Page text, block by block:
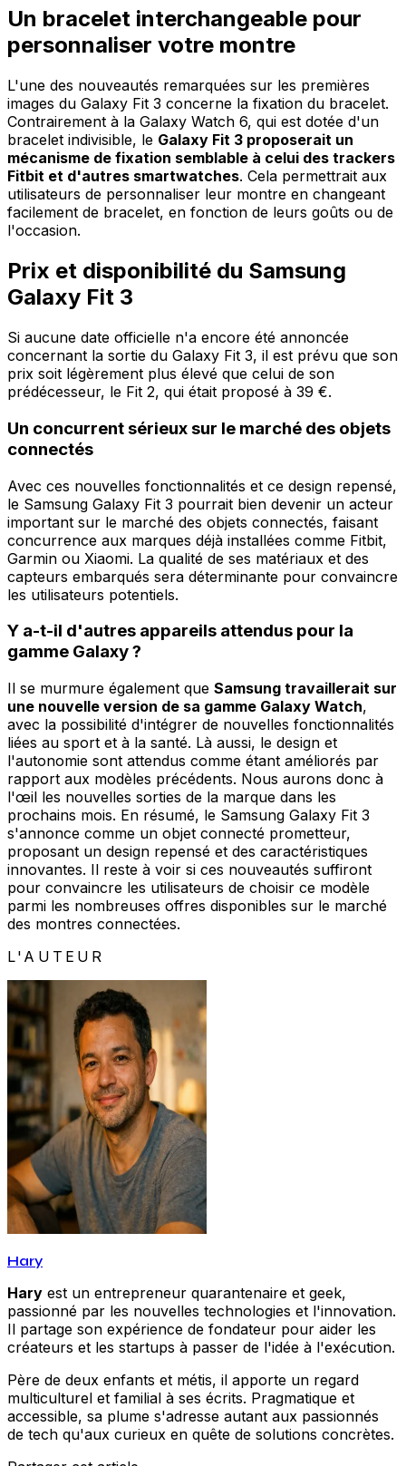
Un bracelet interchangeable pour
personnaliser votre montre
L'une des nouveautés remarquées sur les premières
images du Galaxy Fit 3 concerne la fixation du bracelet.
Contrairement à la Galaxy Watch 6, qui est dotée d'un
bracelet indivisible, le Galaxy Fit 3 proposerait un
mécanisme de fixation semblable à celui des trackers
Fitbit et d'autres smartwatches. Cela permettrait aux
utilisateurs de personnaliser leur montre en changeant
facilement de bracelet, en fonction de leurs goûts ou de
l'occasion.
Prix et disponibilité du Samsung
Galaxy Fit 3
Si aucune date officielle n'a encore été annoncée
concernant la sortie du Galaxy Fit 3, il est prévu que son
prix soit légèrement plus élevé que celui de son
prédécesseur, le Fit 2, qui était proposé à 39 €.
Un concurrent sérieux sur le marché des objets
connectés
Avec ces nouvelles fonctionnalités et ce design repensé,
le Samsung Galaxy Fit 3 pourrait bien devenir un acteur
important sur le marché des objets connectés, faisant
concurrence aux marques déjà installées comme Fitbit,
Garmin ou Xiaomi. La qualité de ses matériaux et des
capteurs embarqués sera déterminante pour convaincre
les utilisateurs potentiels.
Y a-t-il d'autres appareils attendus pour la
gamme Galaxy ?
Il se murmure également que Samsung travaillerait sur
une nouvelle version de sa gamme Galaxy Watch,
avec la possibilité d'intégrer de nouvelles fonctionnalités
liées au sport et à la santé. Là aussi, le design et
l'autonomie sont attendus comme étant améliorés par
rapport aux modèles précédents. Nous aurons donc à
l'œil les nouvelles sorties de la marque dans les
prochains mois. En résumé, le Samsung Galaxy Fit 3
s'annonce comme un objet connecté prometteur,
proposant un design repensé et des caractéristiques
innovantes. Il reste à voir si ces nouveautés suffiront
pour convaincre les utilisateurs de choisir ce modèle
parmi les nombreuses offres disponibles sur le marché
des montres connectées.
L'AUTEUR
Hary
Hary est un entrepreneur quarantenaire et geek,
passionné par les nouvelles technologies et l'innovation.
Il partage son expérience de fondateur pour aider les
créateurs et les startups à passer de l'idée à l'exécution.
Père de deux enfants et métis, il apporte un regard
multiculturel et familial à ses écrits. Pragmatique et
accessible, sa plume s'adresse autant aux passionnés
de tech qu'aux curieux en quête de solutions concrètes.